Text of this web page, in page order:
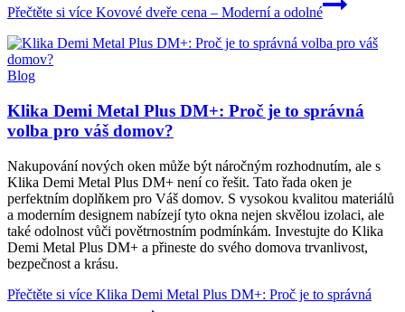
Přečtěte si více Kovové dveře cena – Moderní a odolné
Blog
Klika Demi Metal Plus DM+: Proč je to správná
volba pro váš domov?
Nakupování nových oken může být náročným rozhodnutím, ale s
Klika Demi Metal Plus DM+ není co řešit. Tato řada oken je
perfektním doplňkem pro Váš domov. S vysokou kvalitou materiálů
a moderním designem nabízejí tyto okna nejen skvělou izolaci, ale
také odolnost vůči povětrnostním podmínkám. Investujte do Klika
Demi Metal Plus DM+ a přineste do svého domova trvanlivost,
bezpečnost a krásu.
Přečtěte si více Klika Demi Metal Plus DM+: Proč je to správná